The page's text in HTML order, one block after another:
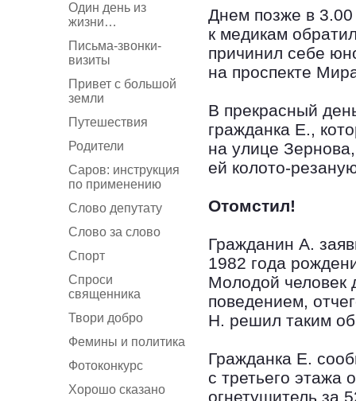
Один день из
жизни…
Письма-звонки-
визиты
Привет с большой
земли
Путешествия
Родители
Саров: инструкция
по применению
Слово депутату
Слово за слово
Спорт
Спроси
священника
Твори добро
Фемины и политика
Фотоконкурс
Хорошо сказано
Днем позже в 3.00
к медикам
причинил себе
на проспекте
В прекрасный
гражданка Е.,
на улице
ей колото-
Отомстил!
Гражданин А.
1982 года
Молодой человек
поведением,
Н. решил таким
Гражданка Е.
с третьего этажа
огнетушитель за